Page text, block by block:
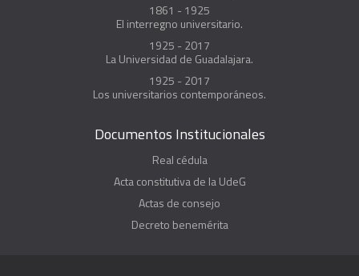
1861 - 1925
El interregno universitario.
1925 - 2017
La Universidad de Guadalajara.
1925 - 2017
Los universitarios contemporáneos.
Documentos Institucionales
Real cédula
Acta constitutiva de la UdeG
Actas de consejo
Decreto benemérita